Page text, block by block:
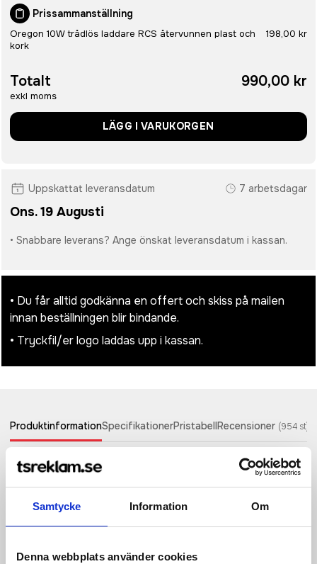
Samtycke Information Om
Denna webbplats använder cookies
Prissammanställning
Oregon 10W trådlös laddare RCS återvunnen plast och
kork
198,00 kr
Totalt
exkl moms
990,00 kr
LÄGG I VARUKORGEN
Uppskattat leveransdatum 7 arbetsdagar
Ons. 19 Augusti
• Snabbare leverans? Ange önskat leveransdatum i kassan.
• Du får alltid godkänna en offert och skiss på mailen
innan beställningen blir bindande.
• Tryckfil/er logo laddas upp i kassan.
ProduktinformationSpecifikationerPristabellRecensioner (954 st)
10W trådlös laddare med elegant design tillverkad av FSC®
100% kork och RCS (Recycled Claim Standard) certifierad
total produktvikt. RCS-certifiering garanterar en helt
senaste generationerna av Android, iPhone 8 och uppåt.